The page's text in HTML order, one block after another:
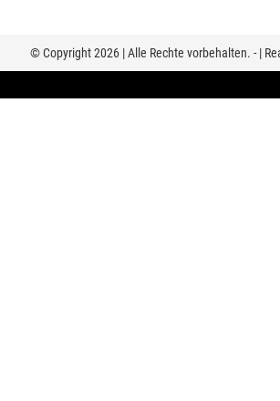
© Copyright 2026 | Alle Rechte vorbehalten. - |